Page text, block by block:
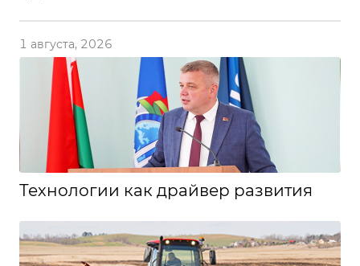
1 августа, 2026
Технологии как драйвер развития